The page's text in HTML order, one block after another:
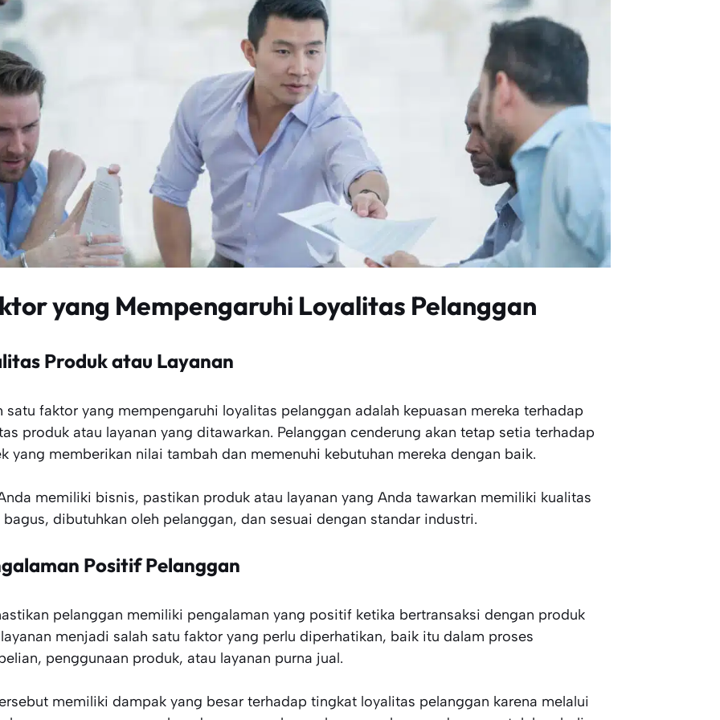
yang Mempengaruhi Loyalitas Pelanggan
Produk atau Layanan
satu faktor yang mempengaruhi loyalitas pelanggan adalah kepuasan mereka terhadap
produk atau layanan yang ditawarkan. Pelanggan cenderung akan tetap setia terhadap
yang memberikan nilai tambah dan memenuhi kebutuhan mereka dengan baik.
memiliki bisnis, pastikan produk atau layanan yang Anda tawarkan memiliki kualitas
bagus, dibutuhkan oleh pelanggan, dan sesuai dengan standar industri.
Positif Pelanggan
pelanggan memiliki pengalaman yang positif ketika bertransaksi dengan produk
menjadi salah satu faktor yang perlu diperhatikan, baik itu dalam proses
penggunaan produk, atau layanan purna jual.
memiliki dampak yang besar terhadap tingkat loyalitas pelanggan karena melalui